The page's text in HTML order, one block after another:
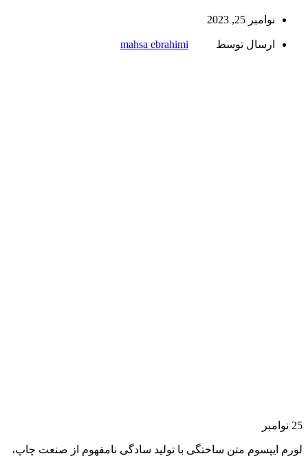
نوامبر 25, 2023
ارسال توسط mahsa ebrahimi
25 نوامبر
لورم ایپسوم متن ساختگی با تولید سادگی نامفهوم از صنعت چاپ،